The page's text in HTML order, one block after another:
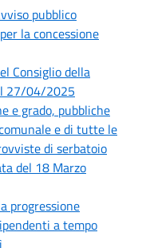
pubblico
la concessione
Consiglio della
27/04/2025
e grado, pubbliche
e di tutte le
di serbatoio
del 18 Marzo
progressione
a tempo